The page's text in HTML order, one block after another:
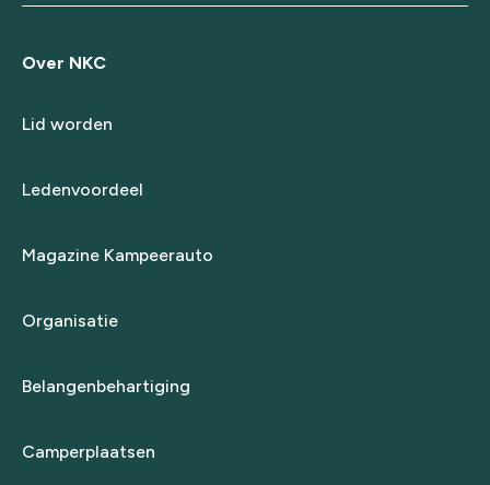
Over NKC
Lid worden
Ledenvoordeel
Magazine Kampeerauto
Organisatie
Belangenbehartiging
Camperplaatsen